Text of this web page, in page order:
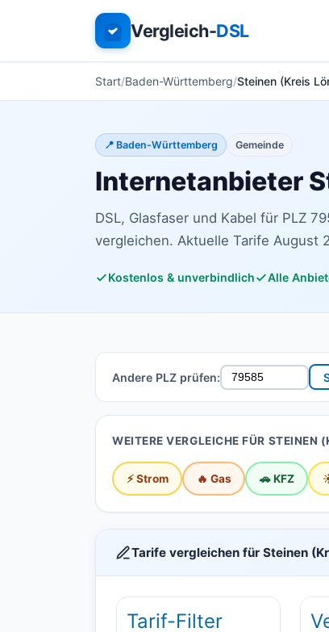
Vergleich-DSL
Start Baden-Württemberg Steinen (Kreis
📍 Baden-Württemberg Gemeinde
Internetanbieter
DSL, Glasfaser und Kabel für PLZ
vergleichen. Aktuelle Tarife August
Kostenlos & unverbindlich Alle
Andere PLZ prüfen:
WEITERE VERGLEICHE FÜR STEINEN
⚡ Strom 🔥 Gas 🚗 KFZ
Tarife vergleichen für Steinen